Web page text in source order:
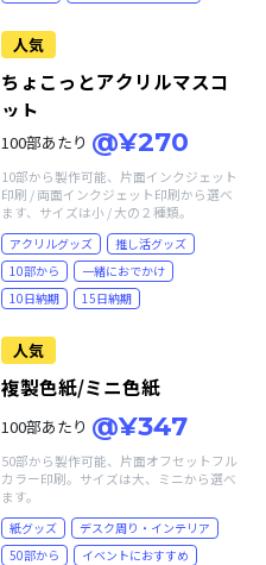
人気
ちょこっとアクリルマスコ
ット
100部あたり @¥270
10部から製作可能、片面インクジェット
印刷 / 両面インクジェット印刷から選べ
ます、サイズは小 / 大の２種類。
アクリルグッズ
推し活グッズ
10部から
一緒におでかけ
10日納期
15日納期
人気
複製色紙/ミニ色紙
100部あたり @¥347
50部から製作可能、片面オフセットフル
カラー印刷。サイズは大、ミニから選べ
ます。
紙グッズ
デスク周り・インテリア
50部から
イベントにおすすめ